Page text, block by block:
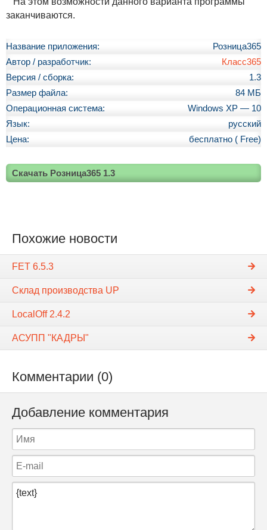
заканчиваются.
Название приложения:
Розница365
Автор / разработчик:
Класс365
Версия / сборка:
1.3
Размер файла:
84 МБ
Операционная система:
Windows XP — 10
Язык:
русский
Цена:
бесплатно ( Free)
Скачать Розница365 1.3
Похожие новости
FET 6.5.3
Склад производства UP
LocalOff 2.4.2
АСУПП "КАДРЫ"
Комментарии (0)
Добавление комментария